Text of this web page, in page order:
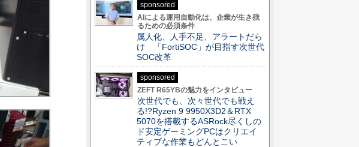
sponsored
AIによる運用自動化は、企業が生き残
るための必須条件
属人化、人手不足、アラートだら
け 「FortiSOC」が目指す次世代
SOC改革
sponsored
ZEFT R65YBの魅力をインタビュー
次世代でも、次々世代でも戦え
る!?Ryzen 9 9950X3D2＆RTX
5070を搭載するASRock尽くしの
ド安定ゲーミングPCはクリエイ
ティブな作業もどんとこい